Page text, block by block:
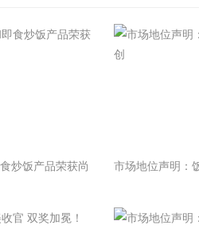
炒饭产品荣获尚 市场地位声明：